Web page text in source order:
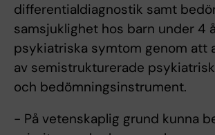
differentialdiagnostik samt
samsjuklighet hos barn under 4
psykiatriska symtom genom att
av semistrukturerade
och bedömningsinstrument.
- På vetenskaplig grund kunna